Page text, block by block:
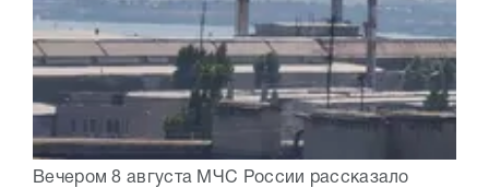
Вечером 8 августа МЧС России рассказало